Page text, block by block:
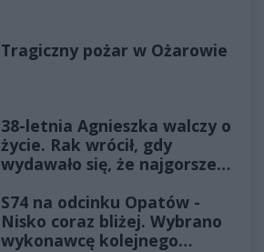
Tragiczny pożar w Ożarowie
38-letnia Agnieszka walczy o
życie. Rak wrócił, gdy
wydawało się, że najgorsze
S74 na odcinku Opatów -
Nisko coraz bliżej. Wybrano
wykonawcę kolejnego